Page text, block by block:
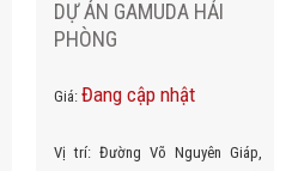
DỰ ÁN GAMUDA HẢI
PHÒNG
Giá: Đang cập nhật
Vị trí: Đường Võ Nguyên Giáp,